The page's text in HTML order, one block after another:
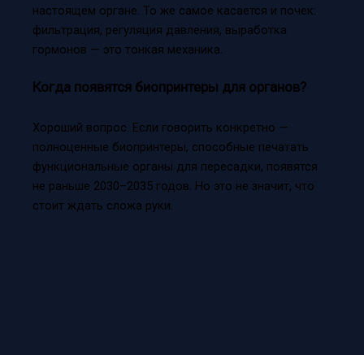
настоящем органе. То же самое касается и почек:
фильтрация, регуляция давления, выработка
гормонов — это тонкая механика.
Когда появятся биопринтеры для органов?
Хороший вопрос. Если говорить конкретно —
полноценные биопринтеры, способные печатать
функциональные органы для пересадки, появятся
не раньше 2030–2035 годов. Но это не значит, что
стоит ждать сложа руки.